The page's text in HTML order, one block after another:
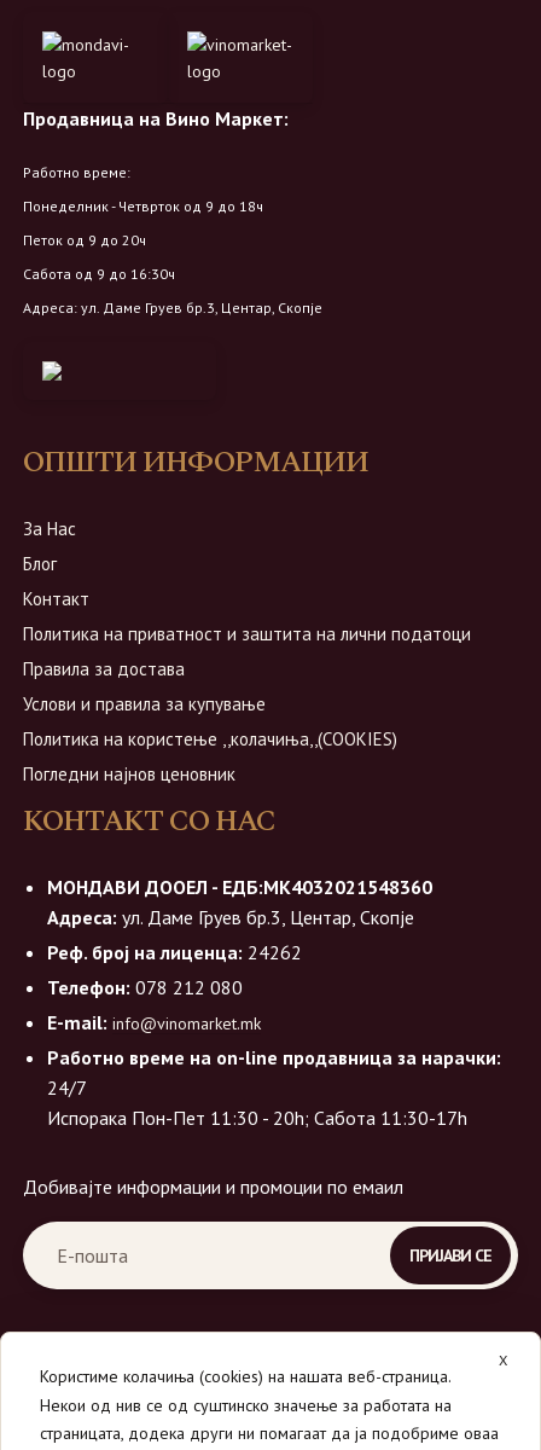
Продавница на Вино Маркет:
Работно време:
Понеделник - Четврток од 9 до 18ч
Петок од 9 до 20ч
Сабота од 9 до 16:30ч
Адреса: ул. Даме Груев бр.3, Центар, Скопје
ОПШТИ ИНФОРМАЦИИ
За Нас
Блог
Контакт
Политика на приватност и заштита на лични податоци
Правила за достава
Услови и правила за купување
Политика на користење ,,колачиња,,(COOKIES)
Погледни најнов ценовник
КОНТАКТ СО НАС
МОНДАВИ ДООЕЛ - ЕДБ:МК4032021548360
Адреса: ул. Даме Груев бр.3, Центар, Скопје
Реф. број на лиценца: 24262
Телефон: 078 212 080
E-mail: info@vinomarket.mk
Работно време на on-line продавница за нарачки:
24/7
Испорака Пон-Пет 11:30 - 20h; Сабота 11:30-17h
Добивајте информации и промоции по емаил
X
Користиме колачиња (cookies) на нашата веб-страница.
Некои од нив се од суштинско значење за работата на
страницата, додека други ни помагаат да ја подобриме оваа